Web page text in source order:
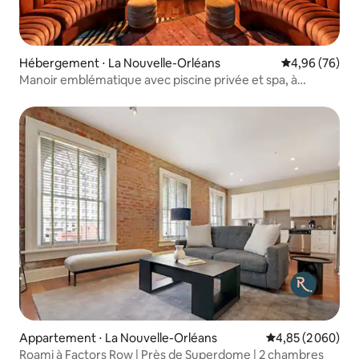
Hébergement ⋅ La Nouvelle-Orléans Évaluation
4,96 (76)
Manoir emblématique avec piscine privée et spa, à
Appartement ⋅ La Nouvelle-Orléans Évaluation
4,85 (2 060)
Roami à Factors Row | Près de Superdome | 2 chambres